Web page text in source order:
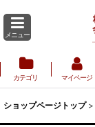
メニュー
カテゴリ マイページ
ショップページトップ >